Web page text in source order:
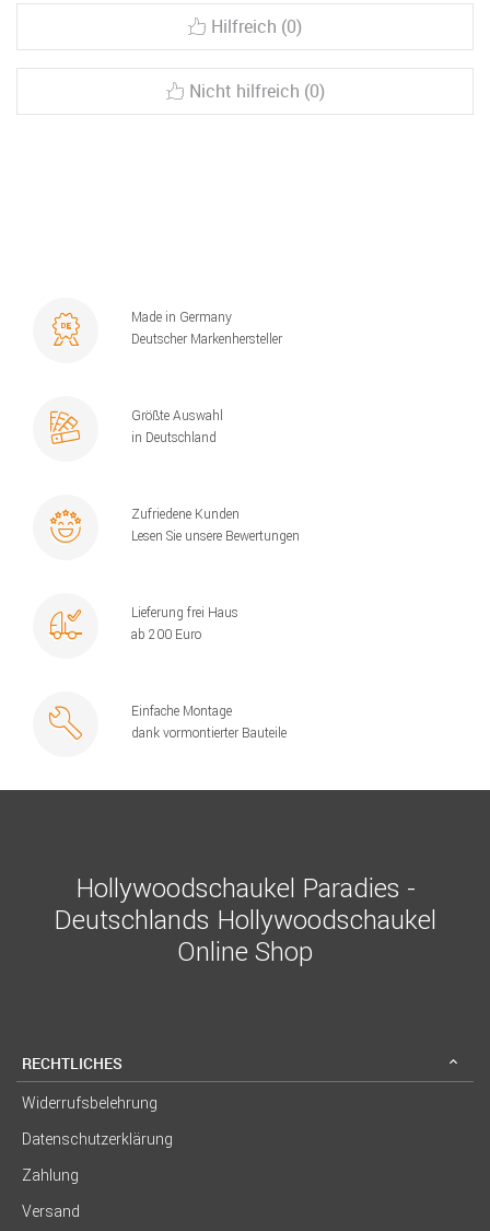
Hilfreich (0)
Nicht hilfreich (0)
Made in Germany
Deutscher Markenhersteller
Größte Auswahl
in Deutschland
Zufriedene Kunden
Lesen Sie unsere Bewertungen
Lieferung frei Haus
ab 200 Euro
Einfache Montage
dank vormontierter Bauteile
Hollywoodschaukel Paradies -
Deutschlands Hollywoodschaukel
Online Shop
RECHTLICHES
Widerrufsbelehrung
Datenschutzerklärung
Zahlung
Versand